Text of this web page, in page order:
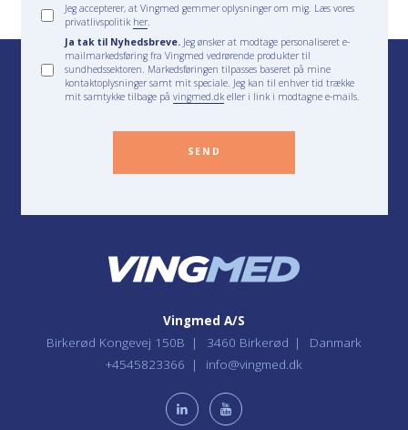
Jeg accepterer, at Vingmed gemmer oplysninger om mig. Læs vores
privatlivspolitik her.
Ja tak til Nyhedsbreve. Jeg ønsker at modtage personaliseret e-
mailmarkedsføring fra Vingmed vedrørende produkter til
sundhedssektoren. Markedsføringen tilpasses baseret på mine
kontaktoplysninger samt mit speciale. Jeg kan til enhver tid trække
mit samtykke tilbage påvingmed.dkeller i link i modtagne e-mails.
SEND
Vingmed A/S
Birkerød Kongevej 150B
3460 Birkerød
Danmark
+4545823366
info@vingmed.dk